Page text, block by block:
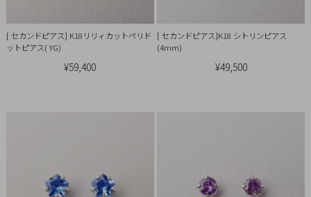
[ セカンドピアス] K18リリィカットペリド
ットピアス( YG)
¥59,400
[ セカンドピアス]K18 シトリンピアス
(4mm)
¥49,500